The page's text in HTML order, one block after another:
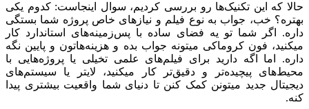
حالا که این تکنیک‌ها رو بررسی کردیم، سوال اینجاست: کدوم یکی
بهتره؟ خب، جواب به نوع فیلم و نیازهای خاص پروژه شما بستگی
داره. اگر شما تو یه فضای ساده با پس‌زمینه‌های استاندارد کار
میکنید، فون کروماکی میتونه جواب بده و هزینه‌هاتون و پایین نگه
داره. اما اگه دارید برای فیلم‌های علمی ‌تخیلی یا پروژه‌هایی با
محیط‌های پیچیده‌تر و دقیق‌تر کار میکنید، لایتر یا سیستم‌های
دیجیتال جدید میتونن کمک کنن تا دنیای شما واقعیت بیشتری پیدا
کنه.